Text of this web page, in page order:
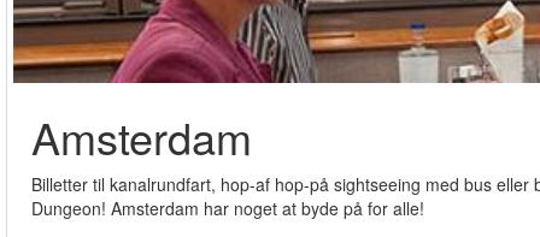
Amsterdam
Billetter til kanalrundfart, hop-af hop-på sightseeing med bus
Dungeon! Amsterdam har noget at byde på for alle!